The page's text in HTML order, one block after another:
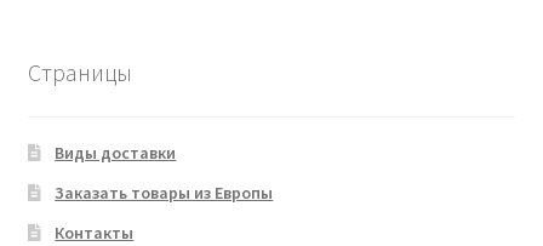
Страницы
Виды доставки
Заказать товары из Европы
Контакты